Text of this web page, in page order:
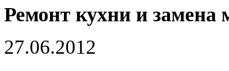
Ремонт кухни и замена
27.06.2012